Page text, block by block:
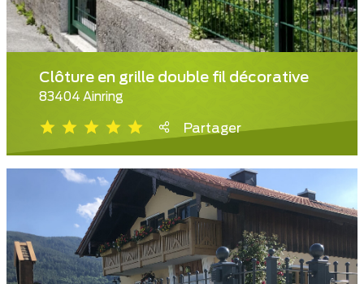
Clôture en grille double fil décorative
83404 Ainring
Partager